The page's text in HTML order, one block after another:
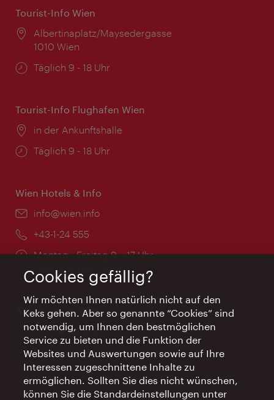
Tourist-Info Wien
Ort:
Albertinaplatz/Maysedergasse
1010 Wien
Öffnungszeiten:
Täglich 9 - 18 Uhr
Tourist-Info Flughafen Wien
Ort:
in der Ankunftshalle
Öffnungszeiten:
Täglich 9 - 18 Uhr
Wien Hotels & Info
Email:
info@wien.info
Telefon:
+43-1-24 555
Öffnungszeiten:
Montag - Freitag 9 – 17 Uhr
Feiertags geschlossen
AI Concierge Wien
Ort:
concierge.wien.info
Öffnungszeiten:
Informationen rund um die Uhr
Cookies gefällig?
Wir möchten Ihnen natürlich nicht auf den
Keks gehen. Aber so genannte “Cookies” sind
notwendig, um Ihnen den bestmöglichen
Service zu bieten und die Funktion der
Websites und Auswertungen sowie auf Ihre
Interessen zugeschnittene Inhalte zu
ermöglichen. Sollten Sie dies nicht wünschen,
können Sie die Standardeinstellungen unter